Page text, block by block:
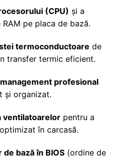
(CPU) și a
pe placa de bază.
termoconductoare de
transfer termic eficient.
profesional
și organizat.
ventilatoarelorpentru a
în carcasă.
bază în BIOS(ordine de